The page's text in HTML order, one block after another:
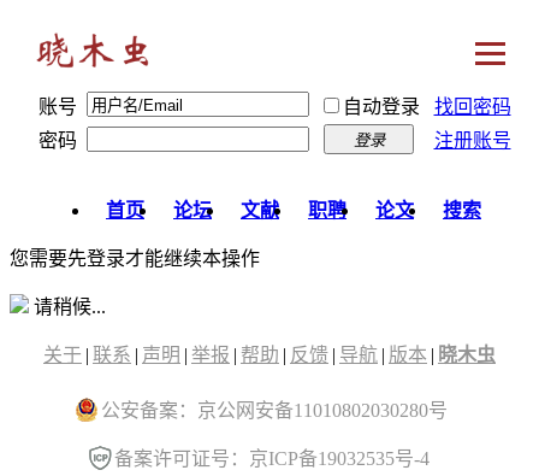
账号 自动登录
找回密码
密码
登录 注册账号
首页 论坛 文献 职聘 论文 搜索
您需要先登录才能继续本操作
请稍候...
关于 | 联系 | 声明 | 举报 | 帮助 | 反馈 | 导航 | 版本 | 晓木虫
公安备案：京公网安备11010802030280号
备案许可证号：京ICP备19032535号-4